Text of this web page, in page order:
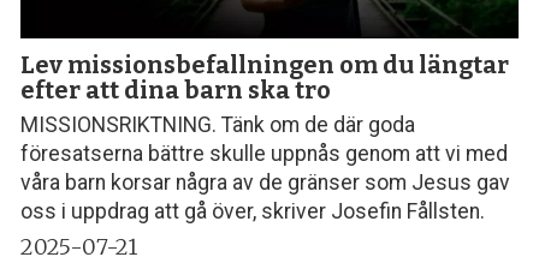
Lev missionsbefallningen om du längtar
efter att dina barn ska tro
MISSIONSRIKTNING. Tänk om de där goda
föresatserna bättre skulle uppnås genom att vi med
våra barn korsar några av de gränser som Jesus gav
oss i uppdrag att gå över, skriver Josefin Fållsten.
2025-07-21